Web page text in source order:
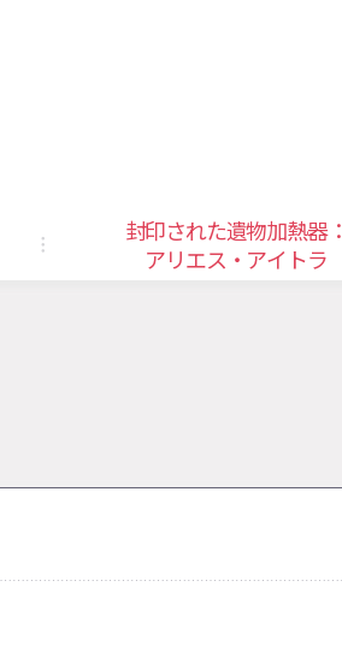
封印された遺物加熱器：
アリエス・アイトラ